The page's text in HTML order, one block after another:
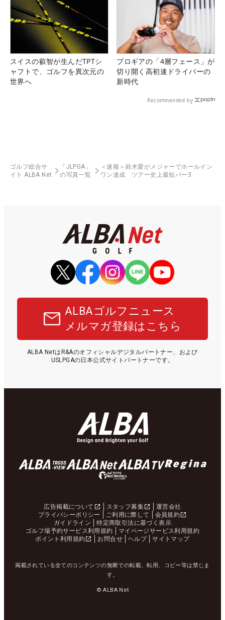
スイスの叡智が生んだTPTシ
ャフトで、ゴルフを異次元の
世界へ
プロギアの「4層フェース」が
切り開く高初速ドライバーの
新時代
Recommended by
ゴルフ総合サ
イト ALBA Net
「JLPGA」
の写真一覧
＜速報＞鈴木愛がメジャーでホールイン
ワン達成 ツアー史上最短パー3
ALBAゴルフニュース
メルマガ登録はこちら
ALBA NetはR&Aのオフィシャルデジタルパートナー、および
USLPGAの日本公式サイトパートナーです。
広告掲載について スタッフ募集
運営会社
プライバシーポリシー
ご利用に際して
会員規約
ガイドライン
特定商取引法に基づく表示
ゴルフ場予約サービス利用規約
マイページサービス利用規約
ポイント利用規約
お問合せ ヘルプ サイトマップ
掲載されている全てのコンテンツの無断での転載、転用、コピー等は禁じま
す。
© ALBA Net